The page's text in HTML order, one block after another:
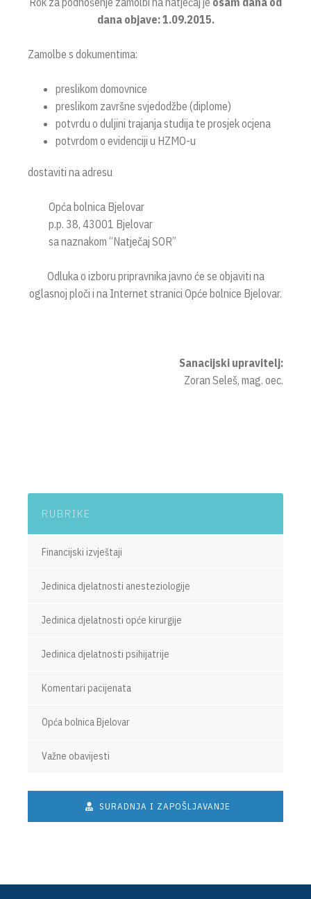
dana objave: 1.09.2015.
Zamolbe s dokumentima:
preslikom domovnice
preslikom završne svjedodžbe (diplome)
potvrdu o duljini trajanja studija te prosjek ocjena
potvrdom o evidenciji u HZMO-u
dostaviti na adresu
Opća bolnica Bjelovar
p.p. 38, 43001 Bjelovar
sa naznakom “Natječaj SOR”
Odluka o izboru pripravnika javno će se objaviti na
oglasnoj ploči i na Internet stranici Opće bolnice Bjelovar.
Sanacijski upravitelj:
Zoran Seleš, mag. oec.
RUBRIKE
Financijski izvještaji
Jedinica djelatnosti anesteziologije
Jedinica djelatnosti opće kirurgije
Jedinica djelatnosti psihijatrije
Komentari pacijenata
Opća bolnica Bjelovar
Važne obavijesti
SURADNJA I ZAPOŠLJAVANJE